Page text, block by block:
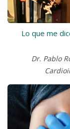
Lo que me
Dr. Pablo